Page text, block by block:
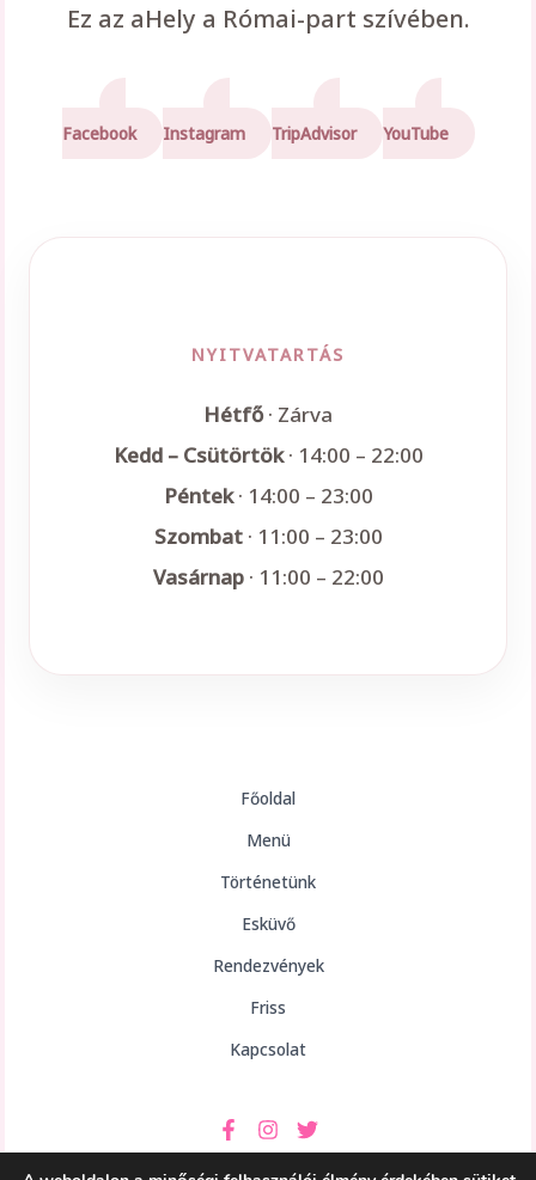
Ez az aHely a Római-part szívében.
Facebook Instagram TripAdvisor YouTube
NYITVATARTÁS
Hétfő· Zárva
Kedd – Csütörtök· 14:00 – 22:00
Péntek· 14:00 – 23:00
Szombat· 11:00 – 23:00
Vasárnap· 11:00 – 22:00
Főoldal
Menü
Történetünk
Esküvő
Rendezvények
Friss
Kapcsolat